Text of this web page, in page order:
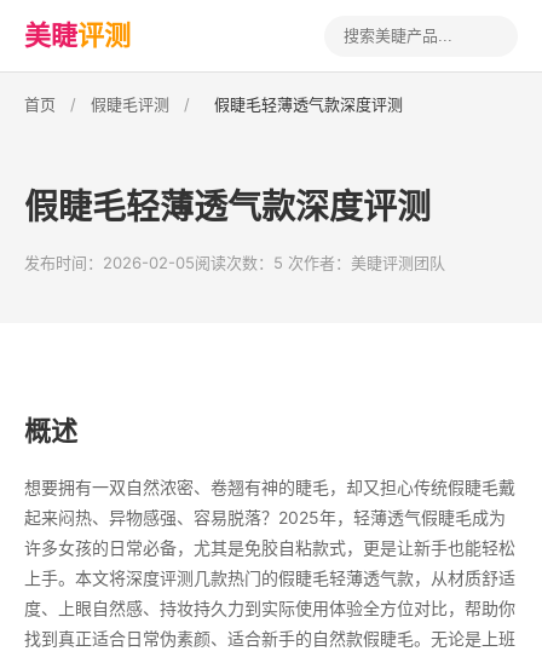
美睫评测
首页 / 假睫毛评测 / 假睫毛轻薄透气款深度评测
假睫毛轻薄透气款深度评测
发布时间：2026-02-05阅读次数：5 次作者：美睫评测团队
概述
想要拥有一双自然浓密、卷翘有神的睫毛，却又担心传统假睫毛戴
起来闷热、异物感强、容易脱落？2025年，轻薄透气假睫毛成为
许多女孩的日常必备，尤其是免胶自粘款式，更是让新手也能轻松
上手。本文将深度评测几款热门的假睫毛轻薄透气款，从材质舒适
度、上眼自然感、持妆持久力到实际使用体验全方位对比，帮助你
找到真正适合日常伪素颜、适合新手的自然款假睫毛。无论是上班